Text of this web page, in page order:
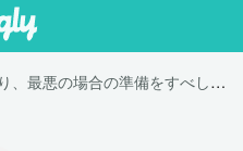
「最高を祈り、最悪の場合の準備をすべし」は英語で "Hope for the best, but prepare for the worst."